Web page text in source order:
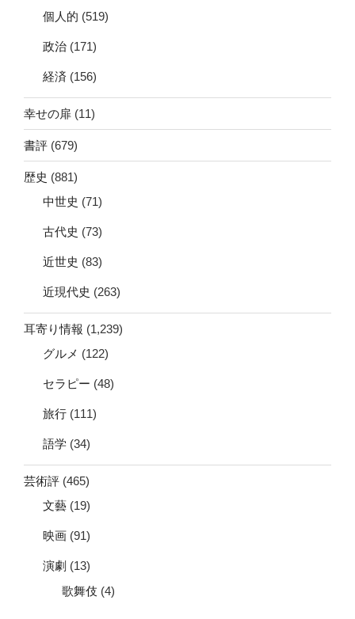
個人的 (519)
政治 (171)
経済 (156)
幸せの扉 (11)
書評 (679)
歴史 (881)
中世史 (71)
古代史 (73)
近世史 (83)
近現代史 (263)
耳寄り情報 (1,239)
グルメ (122)
セラピー (48)
旅行 (111)
語学 (34)
芸術評 (465)
文藝 (19)
映画 (91)
演劇 (13)
歌舞伎 (4)